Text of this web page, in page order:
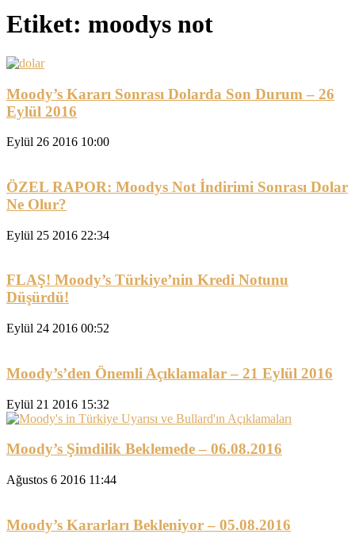
Etiket: moodys not
Moody’s Kararı Sonrası Dolarda Son Durum – 26
Eylül 2016
Eylül 26 2016 10:00
ÖZEL RAPOR: Moodys Not İndirimi Sonrası Dolar
Ne Olur?
Eylül 25 2016 22:34
FLAŞ! Moody’s Türkiye’nin Kredi Notunu
Düşürdü!
Eylül 24 2016 00:52
Moody’s’den Önemli Açıklamalar – 21 Eylül 2016
Eylül 21 2016 15:32
Moody’s Şimdilik Beklemede – 06.08.2016
Ağustos 6 2016 11:44
Moody’s Kararları Bekleniyor – 05.08.2016